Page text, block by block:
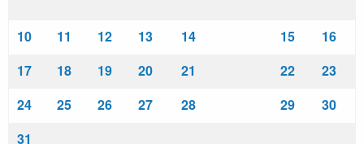
10 11 12 13 14 15
16
17
18 19 20 21 22
23
24
25 26 27 28 29
30
31